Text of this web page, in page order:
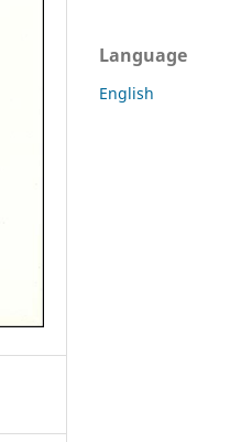
Language
English